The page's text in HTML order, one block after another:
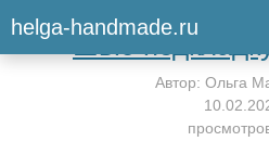
helga-handmade.ru
Вернуться к
Шью
Автор: Ольга